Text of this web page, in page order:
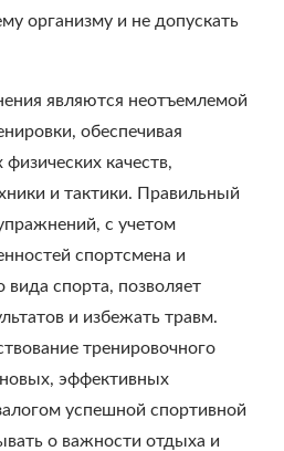
организму и не допускать
являются неотъемлемой
обеспечивая
качеств,
и тактики. Правильный
с учетом
спортсмена и
спорта, позволяет
и избежать травм.
тренировочного
эффективных
успешной спортивной
о важности отдыха и